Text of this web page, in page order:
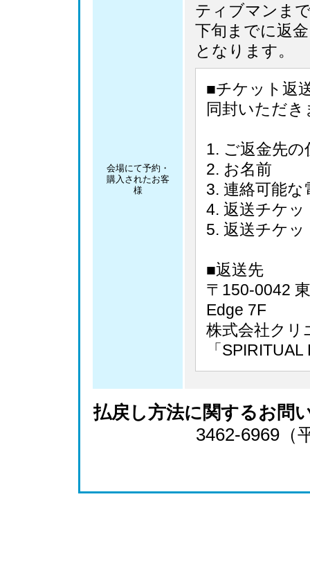
会場にて予約・
購入されたお客
様
ティブマンま
下旬までに返
となります。
■チケット返
同封いただ
ご返金先の
お名前
連絡可能な
返送チケッ
返送チケッ
■返送先
〒150-0042
Edge 7F
株式会社ク
「
払戻し方法に関するお問
3462-6969（